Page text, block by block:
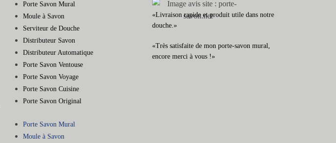
Porte Savon Mural
Moule à Savon
Serviteur de Douche
Distributeur Savon
Distributeur Automatique
Porte Savon Ventouse
Porte Savon Voyage
Porte Savon Cuisine
Porte Savon Original
Porte Savon Mural
Moule à Savon
«Livraison rapide et produit utile dans notre
douche.»
«Très satisfaite de mon porte-savon mural,
encore merci à vous !»